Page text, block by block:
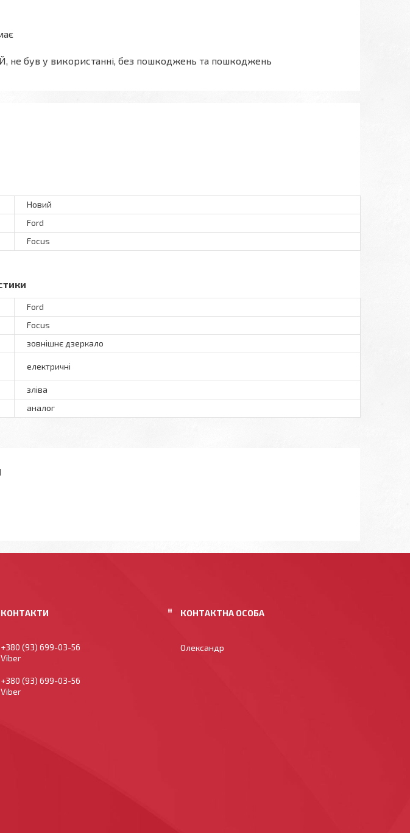
не був у використанні, без пошкоджень та пошкоджень
Новий
Ford
Focus
Ford
Focus
зовнішнє дзеркало
електричні
зліва
аналог
+380 (93) 699-03-56
Viber
+380 (93) 699-03-56
Viber
Олександр